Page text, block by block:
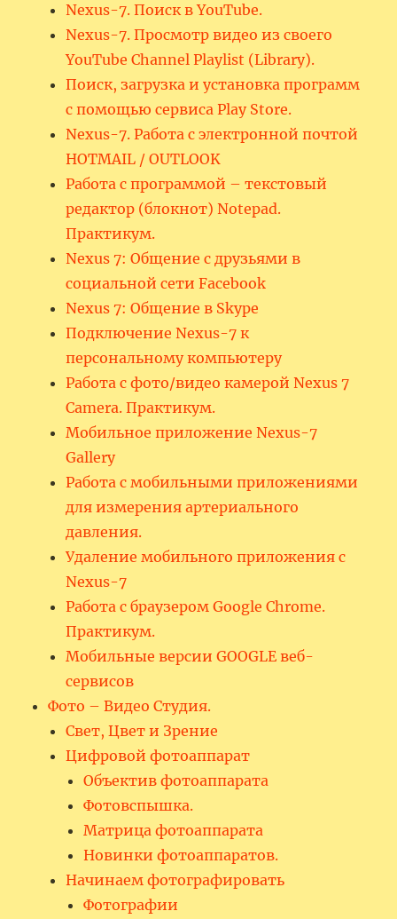
Nexus-7. Поиск в YouTube.
Nexus-7. Просмотр видео из своего
YouTube Channel Playlist (Library).
Поиск, загрузка и установка программ
с помощью сервиса Play Store.
Nexus-7. Работа с электронной почтой
HOTMAIL / OUTLOOK
Работа с программой – текстовый
редактор (блокнот) Notepad.
Практикум.
Nexus 7: Общение с друзьями в
социальной сети Facebook
Nexus 7: Общение в Skype
Подключение Nexus-7 к
персональному компьютеру
Работа с фото/видео камерой Nexus 7
Camera. Практикум.
Мобильное приложение Nexus-7
Gallery
Работа с мобильными приложениями
для измерения артериального
давления.
Удаление мобильного приложения с
Nexus-7
Работа с браузером Google Chrome.
Практикум.
Мобильные версии GOOGLE веб-
сервисов
Фото – Видео Студия.
Свет, Цвет и Зрение
Цифровой фотоаппарат
Объектив фотоаппарата
Фотовспышка.
Матрица фотоаппарата
Новинки фотоаппаратов.
Начинаем фотографировать
Фотографии